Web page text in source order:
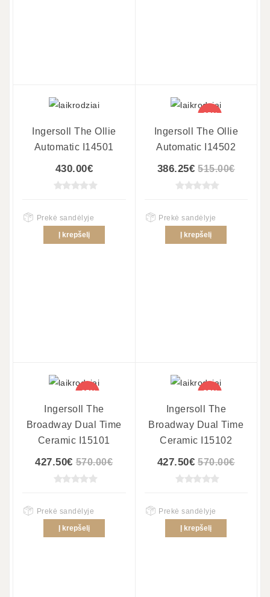
Ingersoll The Ollie
Automatic I14501
430.00€
Prekė sandėlyje
Į krepšelį
-25%
Ingersoll The Ollie
Automatic I14502
386.25€ 515.00€
Prekė sandėlyje
Į krepšelį
-25%
Ingersoll The
Broadway Dual Time
Ceramic I15101
427.50€ 570.00€
Prekė sandėlyje
Į krepšelį
-25%
Ingersoll The
Broadway Dual Time
Ceramic I15102
427.50€ 570.00€
Prekė sandėlyje
Į krepšelį